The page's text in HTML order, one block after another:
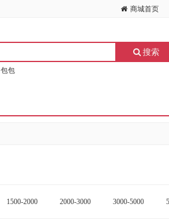
商城首页
搜索
包包
1500-2000 2000-3000 3000-5000